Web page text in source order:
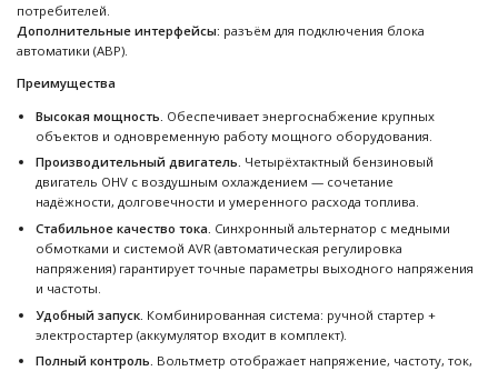
потребителей.
Дополнительные интерфейсы: разъём для подключения блока
автоматики (АВР).
Преимущества
Высокая мощность. Обеспечивает энергоснабжение крупных
объектов и одновременную работу мощного оборудования.
Производительный двигатель. Четырёхтактный бензиновый
двигатель OHV с воздушным охлаждением — сочетание
надёжности, долговечности и умеренного расхода топлива.
Стабильное качество тока. Синхронный альтернатор с медными
обмотками и системой AVR (автоматическая регулировка
напряжения) гарантирует точные параметры выходного напряжения
и частоты.
Удобный запуск. Комбинированная система: ручной стартер +
электростартер (аккумулятор входит в комплект).
Полный контроль. Вольтметр отображает напряжение, частоту, ток,